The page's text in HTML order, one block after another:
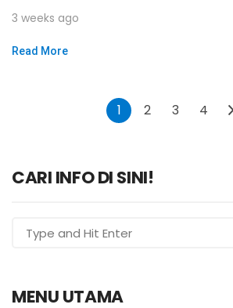
3 weeks ago
Read More
1 2 3 4
CARI INFO DI SINI!
MENU UTAMA